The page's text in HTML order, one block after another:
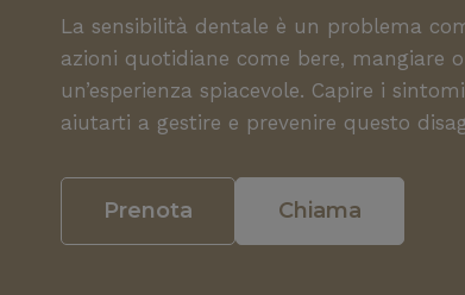
La sensibilità dentale è un problema
azioni quotidiane come bere, mangiare
un’esperienza spiacevole. Capire i
aiutarti a gestire e prevenire questo
Prenota Chiama